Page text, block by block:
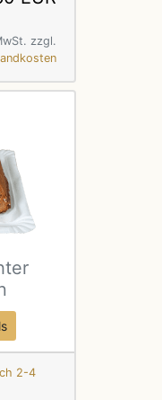
zzgl.
2-4